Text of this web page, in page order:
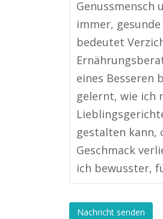
Genussmensch
immer,
bedeutet
eines Besseren
gelernt, wie ich
gestalten kann,
Geschmack
ich bewusster,
Nachricht senden